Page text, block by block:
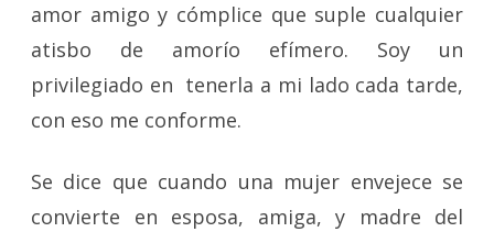
amor amigo y cómplice que suple cualquier
atisbo de amorío efímero. Soy un
privilegiado en tenerla a mi lado cada tarde,
con eso me conforme.
Se dice que cuando una mujer envejece se
convierte en esposa, amiga, y madre del